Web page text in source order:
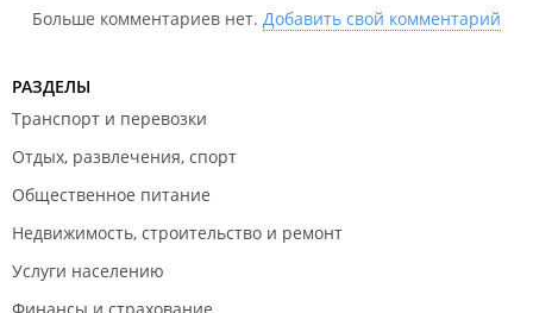
лично до Военкома Края чтобы хоть как-то
Больше комментариев нет. Добавить свой комментарий
РАЗДЕЛЫ
Транспорт и перевозки
Отдых, развлечения, спорт
Общественное питание
Недвижимость, строительство и ремонт
Услуги населению